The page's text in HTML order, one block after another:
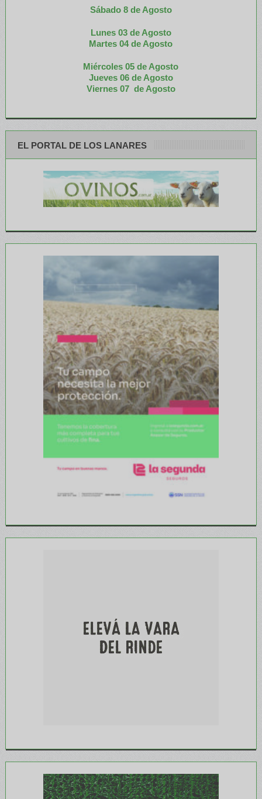
Sábado 8 de Agosto
Lunes 03 de Agosto
Martes 04 de Agosto
Miércoles 05 de Agosto
Jueves 06 de Agosto
Viernes 07 de Agosto
EL PORTAL DE LOS LANARES